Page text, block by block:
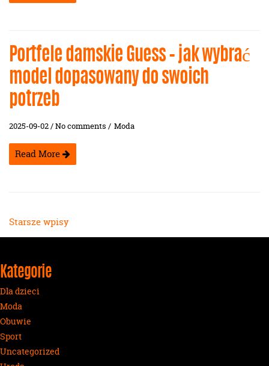
Portfele damskie Guess – jak wybrać
model dopasowany do swoich
potrzeb
2025-09-02 / No comments / Moda
Read More
Nawigacja
po
wpisach
Starsze wpisy
Kategorie
Dla dzieci
Moda
Obuwie
Sport
Uncategorized